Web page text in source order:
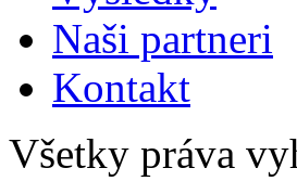
Naši partneri
Kontakt
Všetky práva